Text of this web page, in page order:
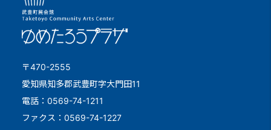
〒470-2555
愛知県知多郡武豊町字大門田11
電話：0569-74-1211
ファクス：0569-74-1227